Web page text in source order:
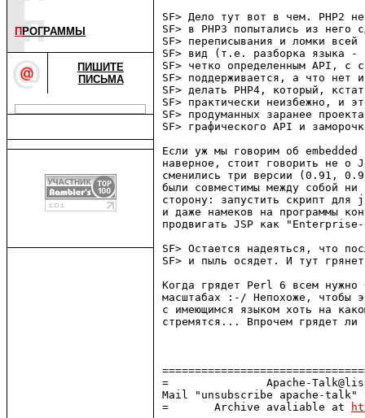
П РОГРАММЫ
ПИШИТЕ
ПИСЬМА
SF> Дело тут вот в чем. PHP2
SF> в PHP3 попытались из
SF> переписывания и ломки
SF> вид (т.е. разборка языка -
SF> четко определенным API, с
SF> поддерживается, а что
SF> делать PHP4, который,
SF> практически неизбежно, и
SF> продуманных заранее
SF> графического API и
Если уж мы говорим об
наверное, стоит говорить не
сменились три версии (0.91,
были совместимы между собой
сторону: запустить скрипт
и даже намеков на программы
продвигать JSP как
SF> Остается надеяться, что
SF> и пыль осядет. И тут
Когда грядет Perl 6 всем нужно
масштабах :-/ Непохоже, чтобы
с имеющимся языком хоть на
стремятся... Впрочем грядет
=               Apache-
Mail "unsubscribe apache-
=       Archive avaliable at